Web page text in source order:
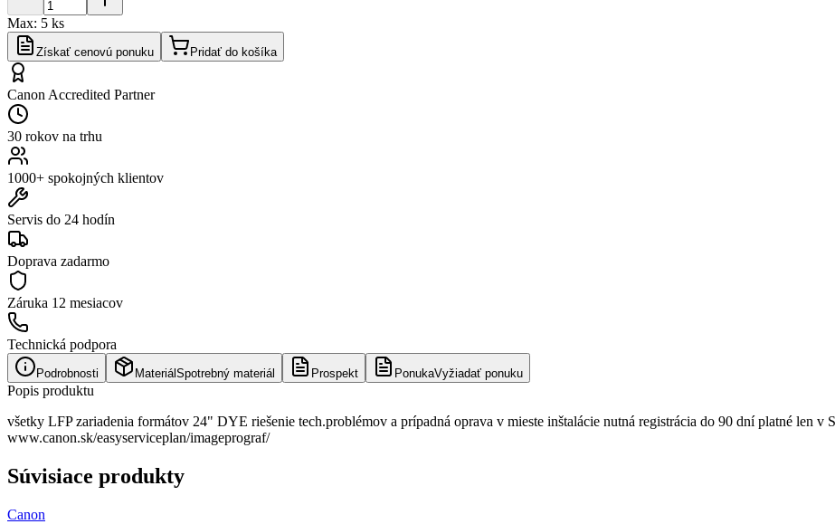
Max: 5 ks
Získať cenovú ponuku Pridať do košíka
Canon Accredited Partner
30 rokov na trhu
1000+ spokojných klientov
Servis do 24 hodín
Doprava zadarmo
Záruka 12 mesiacov
Technická podpora
Podrobnosti Materiál Spotrebný materiál Prospekt PonukaVyžiadať ponuku
Popis produktu
všetky LFP zariadenia formátov 24" DYE riešenie tech.problémov a prípadná oprava v mieste inštalácie nutná registrácia do 90 dní platné len v
www.canon.sk/easyserviceplan/imageprograf/
Súvisiace produkty
Canon